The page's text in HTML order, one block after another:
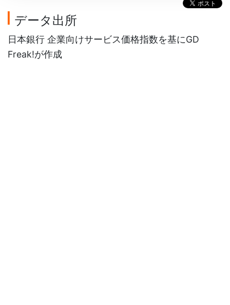
データ出所
日本銀行 企業向けサービス価格指数を基にGD
Freak!が作成